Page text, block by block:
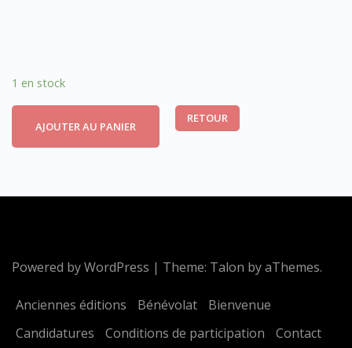
1 en stock
AJOUTER AU PANIER
RETOUR
Powered by WordPress | Theme: Talon by aThemes.
Anciennes éditions Bénévolat
Bienvenue
Candidatures
Conditions de participation Contact